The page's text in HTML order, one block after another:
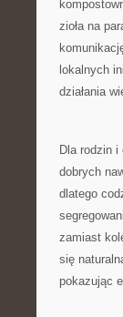
zioła na
lokalnych
działania
Dla rodzin i
dobrych
dlatego
zamiast
się
pokazując